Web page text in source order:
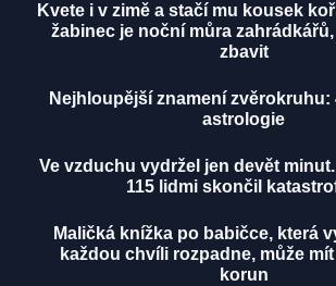
Kvete i v zimě a stačí mu kousek
žabinec je noční můra
zbavit
Nejhloupější znamení zvěrokruhu:
astrologie
Ve vzduchu vydržel jen devět
115 lidmi skončil
Maličká knížka po babičce, která
každou chvíli rozpadne, může
korun